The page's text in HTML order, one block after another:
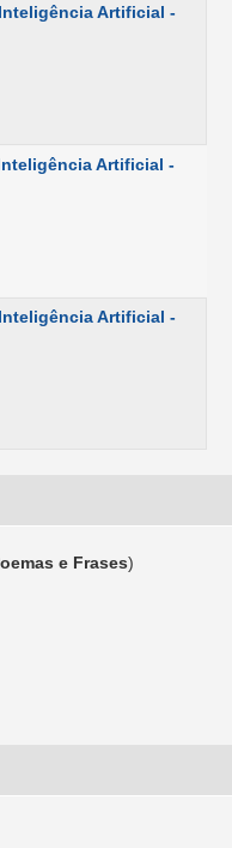
Artificial -
Artificial -
Artificial -
e Frases)